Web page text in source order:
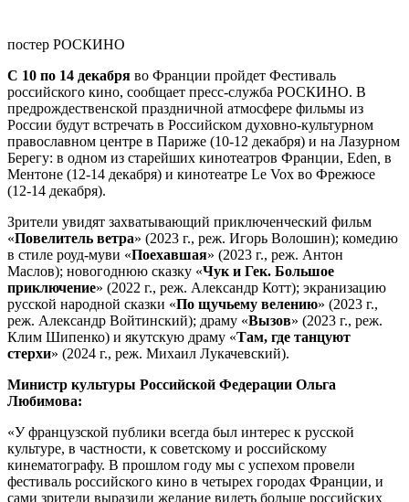
постер РОСКИНО
С 10 по 14 декабря во Франции пройдет Фестиваль
российского кино, сообщает пресс-служба РОСКИНО. В
предрождественской праздничной атмосфере фильмы из
России будут встречать в Российском духовно-культурном
православном центре в Париже (10-12 декабря) и на Лазурном
Берегу: в одном из старейших кинотеатров Франции, Eden в
Ментоне (12-14 декабря) и кинотеатре Le Vox во Фрежюсе
(12-14 декабря).
Зрители увидят захватывающий приключенческий фильм
«Повелитель ветра» (2023 г., реж. Игорь Волошин); комедию
в стиле роуд-муви «Поехавшая» (2023 г., реж. Антон
Маслов); новогоднюю сказку «Чук и Гек. Большое
приключение» (2022 г., реж. Александр Котт); экранизацию
русской народной сказки «По щучьему велению» (2023 г.,
реж. Александр Войтинский); драму «Вызов» (2023 г., реж.
Клим Шипенко) и якутскую драму «Там, где танцуют
стерхи» (2024 г., реж. Михаил Лукачевский).
Министр культуры Российской Федерации Ольга
Любимова:
«У французской публики всегда был интерес к русской
культуре, в частности, к советскому и российскому
кинематографу. В прошлом году мы с успехом провели
фестиваль российского кино в четырех городах Франции, и
сами зрители выразили желание видеть больше российских